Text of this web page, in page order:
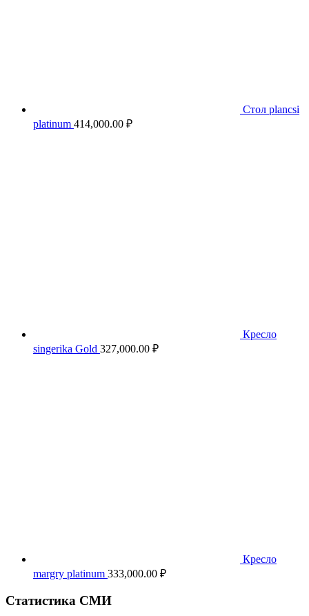
Стол plancsi
platinum 414,000.00 ₽
Кресло
singerika Gold 327,000.00 ₽
Кресло
margry platinum 333,000.00 ₽
Статистика СМИ